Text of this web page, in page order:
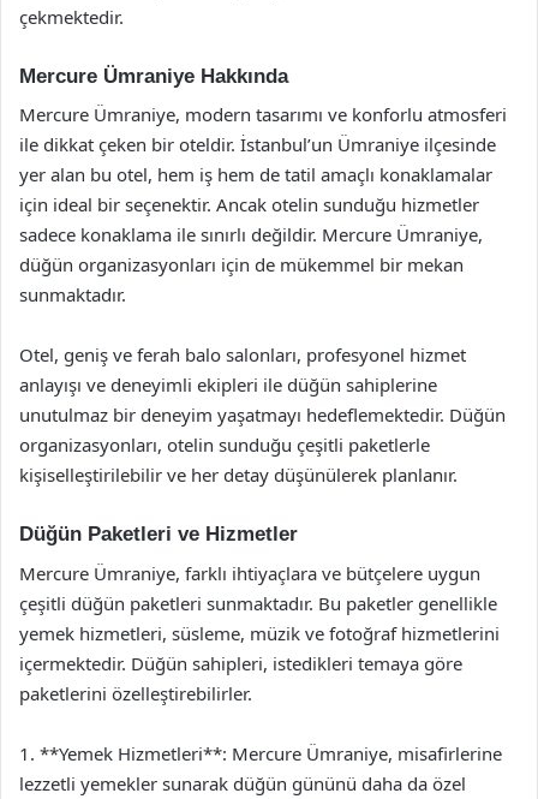
çekmektedir.
Mercure Ümraniye Hakkında
Mercure Ümraniye, modern tasarımı ve konforlu atmosferi
ile dikkat çeken bir oteldir. İstanbul’un Ümraniye ilçesinde
yer alan bu otel, hem iş hem de tatil amaçlı konaklamalar
için ideal bir seçenektir. Ancak otelin sunduğu hizmetler
sadece konaklama ile sınırlı değildir. Mercure Ümraniye,
düğün organizasyonları için de mükemmel bir mekan
sunmaktadır.
Otel, geniş ve ferah balo salonları, profesyonel hizmet
anlayışı ve deneyimli ekipleri ile düğün sahiplerine
unutulmaz bir deneyim yaşatmayı hedeflemektedir. Düğün
organizasyonları, otelin sunduğu çeşitli paketlerle
kişiselleştirilebilir ve her detay düşünülerek planlanır.
Düğün Paketleri ve Hizmetler
Mercure Ümraniye, farklı ihtiyaçlara ve bütçelere uygun
çeşitli düğün paketleri sunmaktadır. Bu paketler genellikle
yemek hizmetleri, süsleme, müzik ve fotoğraf hizmetlerini
içermektedir. Düğün sahipleri, istedikleri temaya göre
paketlerini özelleştirebilirler.
1. **Yemek Hizmetleri**: Mercure Ümraniye, misafirlerine
lezzetli yemekler sunarak düğün gününü daha da özel